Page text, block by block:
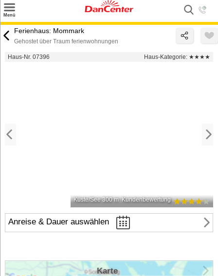
Menü
Suchen
Ferienhaus: Mommark
Gehostet über Traum ferienwohnungen
Haus-Nr. 07396 Haus-Kategorie: ★★★★
Küste/See 300 m Kundenbewertung
Anreise & Dauer auswählen
Karte